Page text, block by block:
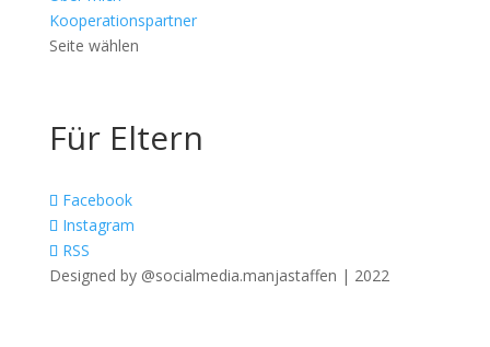
Kooperationspartner
Seite wählen
Für Eltern
Facebook
Instagram
RSS
Designed by @socialmedia.manjastaffen | 2022